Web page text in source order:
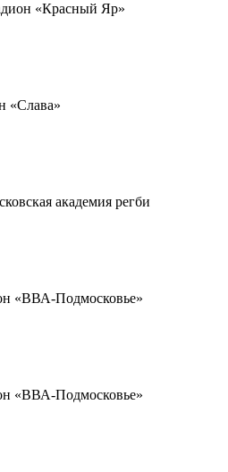
«Красный Яр»
«Слава»
академия регби
«ВВА-Подмосковье»
«ВВА-Подмосковье»